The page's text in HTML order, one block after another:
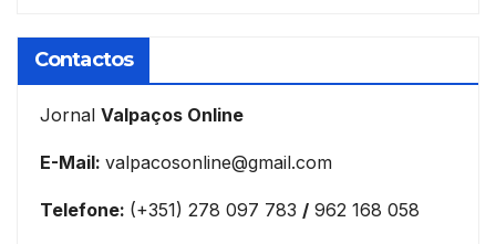
Contactos
Jornal Valpaços Online
E-Mail: valpacosonline@gmail.com
Telefone: (+351) 278 097 783 / 962 168 058